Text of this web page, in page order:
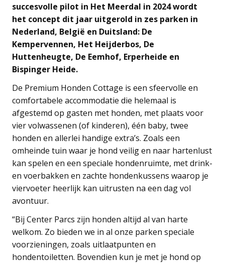
succesvolle pilot in Het Meerdal in 2024 wordt
het concept dit jaar uitgerold in zes parken in
Nederland, België en Duitsland: De
Kempervennen, Het Heijderbos, De
Huttenheugte, De Eemhof, Erperheide en
Bispinger Heide.
De Premium Honden Cottage is een sfeervolle en
comfortabele accommodatie die helemaal is
afgestemd op gasten met honden, met plaats voor
vier volwassenen (of kinderen), één baby, twee
honden en allerlei handige extra’s. Zoals een
omheinde tuin waar je hond veilig en naar hartenlust
kan spelen en een speciale hondenruimte, met drink-
en voerbakken en zachte hondenkussens waarop je
viervoeter heerlijk kan uitrusten na een dag vol
avontuur.
“Bij Center Parcs zijn honden altijd al van harte
welkom. Zo bieden we in al onze parken speciale
voorzieningen, zoals uitlaatpunten en
hondentoiletten. Bovendien kun je met je hond op